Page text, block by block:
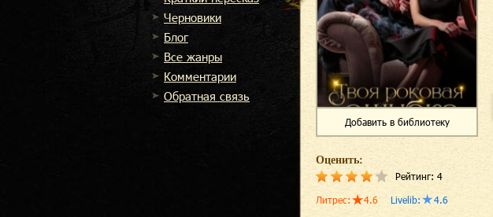
Черновики
Блог
Все жанры
Комментарии
Обратная связь
Добавить в библиотеку
Оценить:
Рейтинг: 4
Литрес: 4.6 Livelib: 4.6